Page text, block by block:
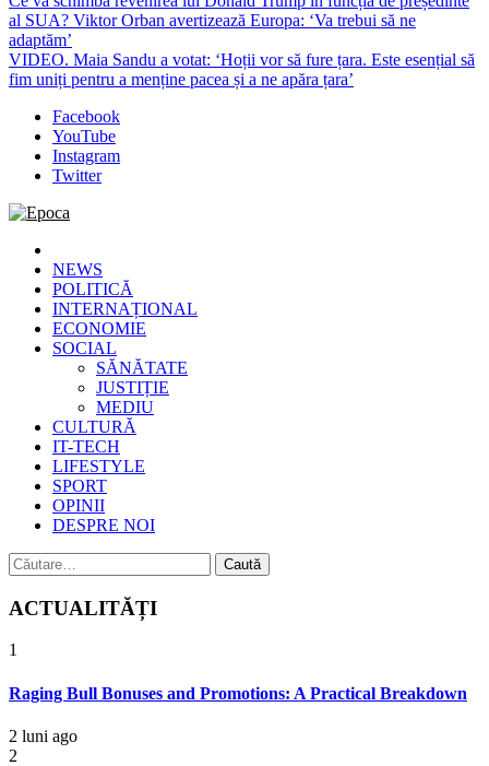
al SUA? Viktor Orban avertizează Europa: ‘Va trebui să ne
adaptăm’
VIDEO. Maia Sandu a votat: ‘Hoții vor să fure țara. Este esențial să
fim uniți pentru a menține pacea și a ne apăra țara’
Facebook
YouTube
Instagram
Twitter
Epoca
Cele mai noi știri online din România
NEWS
POLITICĂ
INTERNAȚIONAL
ECONOMIE
SOCIAL
SĂNĂTATE
JUSTIȚIE
MEDIU
CULTURĂ
IT-TECH
LIFESTYLE
SPORT
OPINII
DESPRE NOI
Caută
după:
ACTUALITĂȚI
1
Raging Bull Bonuses and Promotions: A Practical Breakdown
2 luni ago
2